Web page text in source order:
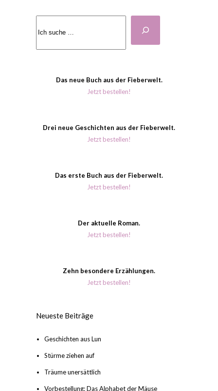
Das neue Buch aus der Fieberwelt.
Jetzt bestellen!
Drei neue Geschichten aus der Fieberwelt.
Jetzt bestellen!
Das erste Buch aus der Fieberwelt.
Jetzt bestellen!
Der aktuelle Roman.
Jetzt bestellen!
Zehn besondere Erzählungen.
Jetzt bestellen!
Neueste Beiträge
Geschichten aus Lun
Stürme ziehen auf
Träume unersättlich
Vorbestellung: Das Alphabet der Mäuse